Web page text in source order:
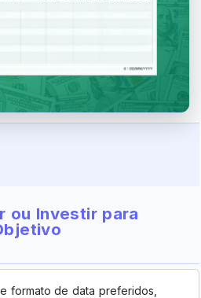
ou Investir para
formato de data preferidos,